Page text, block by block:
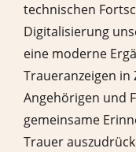
technischen
Digitalisierung
eine moderne
Traueranzeigen in
Angehörigen und
gemeinsame
Trauer